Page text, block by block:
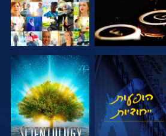
צפה בדוק את הסדרה